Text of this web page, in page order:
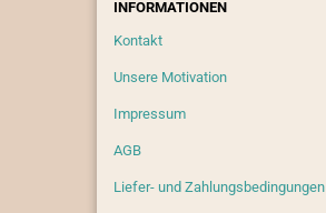
INFORMATIONEN
Kontakt
Unsere Motivation
Impressum
AGB
Liefer- und Zahlungsbedingungen